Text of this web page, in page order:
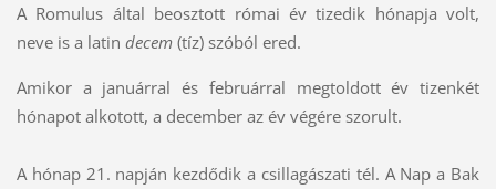
A Romulus által beosztott római év tizedik hónapja volt,
neve is a latin decem(tíz) szóból ered.
Amikor a januárral és februárral megtoldott év tizenkét
hónapot alkotott, a december az év végére szorult.
A hónap 21. napján kezdődik a csillagászati tél. A Nap a Bak